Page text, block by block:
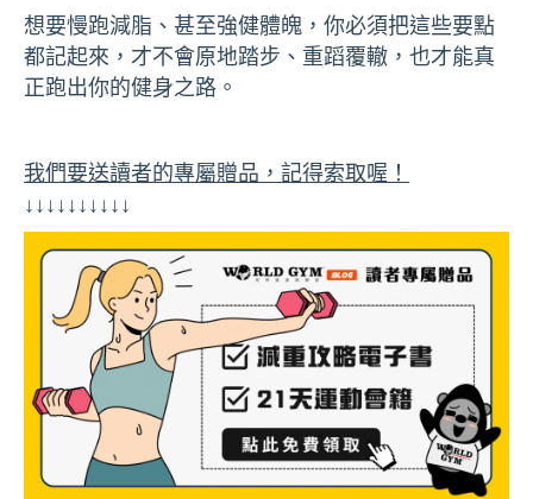
想要慢跑減脂、甚至強健體魄，你必須把這些要點
都記起來，才不會原地踏步、重蹈覆轍，也才能真
正跑出你的健身之路。
我們要送讀者的專屬贈品，記得索取喔！
↓↓↓↓↓↓↓↓↓↓